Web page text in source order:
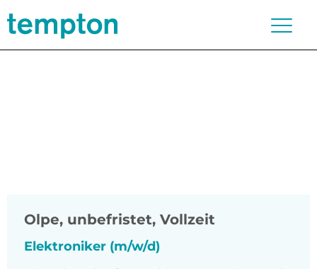
Olpe, unbefristet, Vollzeit
Elektroniker (m/w/d)